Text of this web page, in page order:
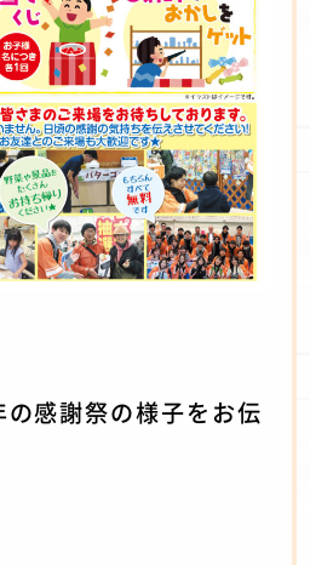
の感謝祭の様子をお伝